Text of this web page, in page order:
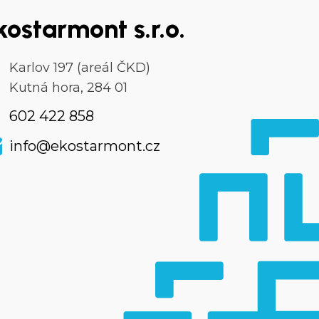
s.r.o.
Karlov 197 (areál ČKD)
Kutná hora, 284 01
602 422 858
info@ekostarmont.cz